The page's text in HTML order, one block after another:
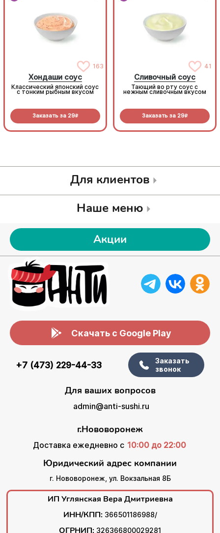
163
Хондаши соус
Классический японский соус
с тонким рыбным вкусом
Заказать за 29R
41
Сливочный соус
Тающий во рту соус с
нежным сливочным вкусом
Заказать за 29R
Для клиентов
Наше меню
Акции
Скачать с Google Play
+7 (473) 229-44-33
Заказать
звонок
Для ваших вопросов
admin@anti-sushi.ru
г.Нововоронеж
Доставка ежедневно с 10:00 до 22:00
Юридический адрес компании
г. Нововоронеж, ул. Вокзальная 8Б
ИП Углянская Вера Дмитриевна
ИНН/КПП: 366501186988/
ОГРНИП: 326366800029281